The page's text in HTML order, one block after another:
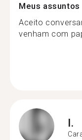
Meus
Aceito
venham com
I.